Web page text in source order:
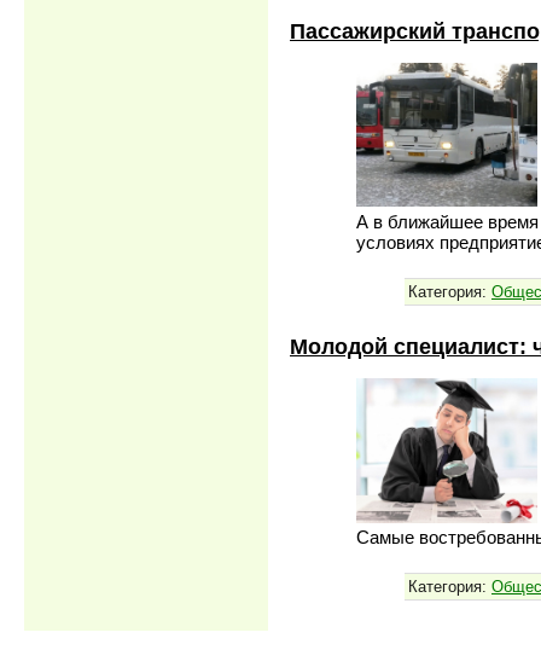
Пассажирский
А в ближайшее время
условиях
Категория:
Молодой специалист:
Самые
Категория: